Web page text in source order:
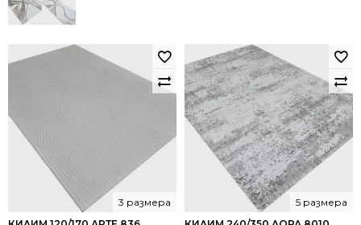
3 размера 5 размера